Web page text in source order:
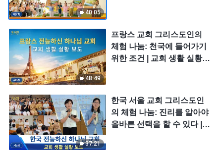
40:05
48:49
프랑스 교회 그리스도인의
체험 나눔: 천국에 들어가기
위한 조건 | 교회 생활 실황
37:21
한국 서울 교회 그리스도인
의 체험 나눔: 진리를 알아야
올바른 선택을 할 수 있다 |